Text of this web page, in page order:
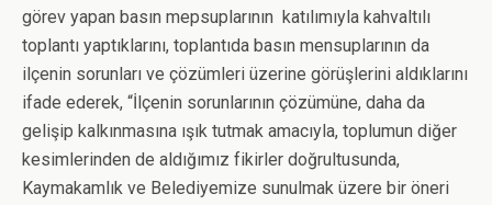
görev yapan basın mepsuplarının katılımıyla kahvaltılı
toplantı yaptıklarını, toplantıda basın mensuplarının da
ilçenin sorunları ve çözümleri üzerine görüşlerini aldıklarını
ifade ederek, “İlçenin sorunlarının çözümüne, daha da
gelişip kalkınmasına ışık tutmak amacıyla, toplumun diğer
kesimlerinden de aldığımız fikirler doğrultusunda,
Kaymakamlık ve Belediyemize sunulmak üzere bir öneri